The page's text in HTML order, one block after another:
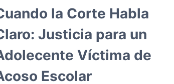
la Corte Habla
Justicia para un
Víctima de
Escolar